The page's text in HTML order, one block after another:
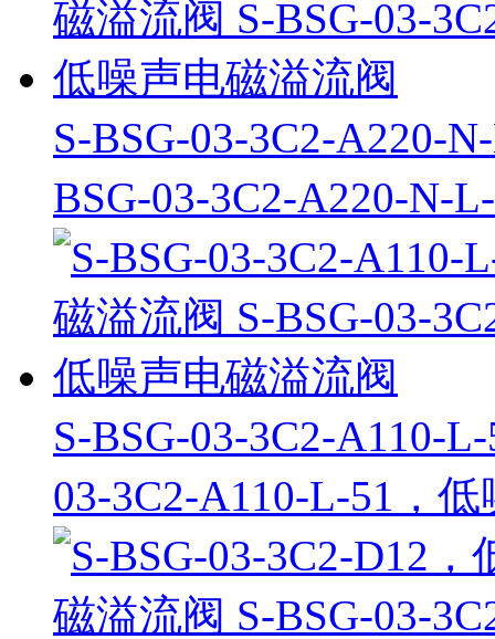
S-BSG-03-3C2-A220-
BSG-03-3C2-A220-N-
S-BSG-03-3C2-A110-
03-3C2-A110-L-51，